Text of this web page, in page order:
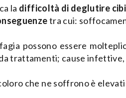
la difficoltà di deglutire cibi
tra cui:
possono essere
trattamenti; cause
che ne soffrono è